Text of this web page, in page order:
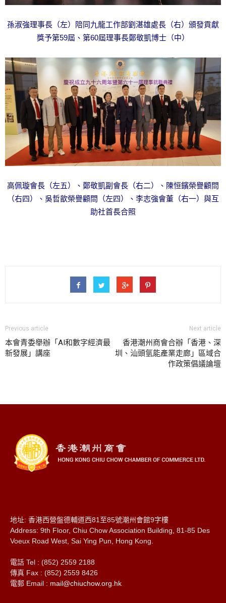
孫淑強理事長（左）陪同九龍工作部劉湛雄處長（右）頒發貢獻
獎予第59屆、第60屆理事長鄭敬凱博士（中）
高佩璇會長（左五）、鄭敬凱副會長（右二）、陳恒鑌榮譽顧問
（右四）、吳哲歆榮譽顧問（左四）、李志強會董（右一）與互
助社首長合照
Previous article
本會青委舉辦「AI和數字經濟最
新發展」講座
Next article
香港潮州商會合辦「香港、深
圳、汕頭氫能產業走廊」區域合
作政策倡議論壇
地址: 香港西營盤德輔道西81至85號潮州會館9字樓
Address: 9th Floor, Chiu Chow Association Building, 81-85 Des
Voeux Road West, Sai Ying Pun, Hong Kong.
電話 Tel : (852) 2559 2188
傳真 Fax : (852) 2559 8426
電郵 Email : mail@chiuchow.org.hk